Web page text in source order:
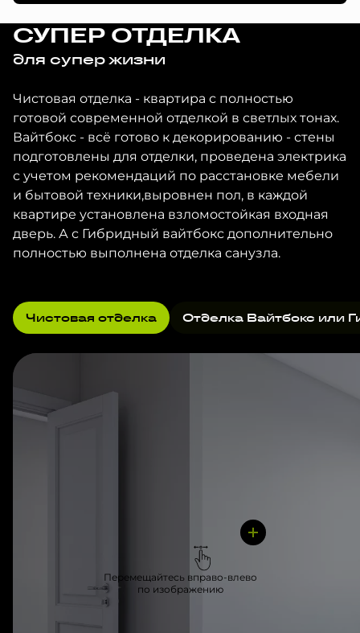
СУПЕР ОТДЕЛКА
для супер жизни
Чистовая отделка - квартира с полностью
готовой современной отделкой в светлых тонах.
Вайтбокс - всё готово к декорированию - стены
подготовлены для отделки, проведена электрика
с учетом рекомендаций по расстановке мебели
и бытовой техники,выровнен пол, в каждой
квартире установлена взломостойкая входная
дверь. А с Гибридный вайтбокс дополнительно
полностью выполнена отделка санузла.
Чистовая отделка Отделка Вайтбокс или
Перемещайтесь вправо-влево
по изображению